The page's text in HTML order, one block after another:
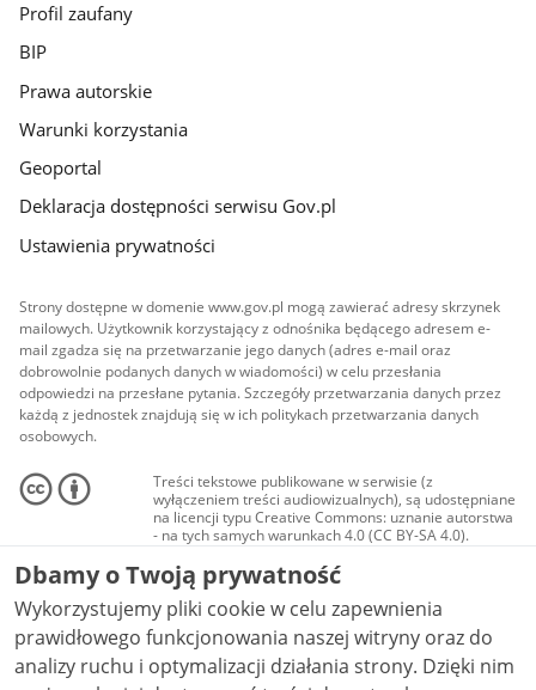
Profil zaufany
BIP
Prawa autorskie
Warunki korzystania
Geoportal
Deklaracja dostępności serwisu Gov.pl
Ustawienia prywatności
Strony dostępne w domenie www.gov.pl mogą zawierać adresy skrzynek
mailowych. Użytkownik korzystający z odnośnika będącego adresem e-
mail zgadza się na przetwarzanie jego danych (adres e-mail oraz
dobrowolnie podanych danych w wiadomości) w celu przesłania
odpowiedzi na przesłane pytania. Szczegóły przetwarzania danych przez
każdą z jednostek znajdują się w ich politykach przetwarzania danych
osobowych.
Treści tekstowe publikowane w serwisie (z
wyłączeniem treści audiowizualnych), są udostępniane
na licencji typu Creative Commons: uznanie autorstwa
- na tych samych warunkach 4.0 (CC BY-SA 4.0).
Materiały audiowizualne, w tym zdjęcia, materiały
audio i wideo, są udostępniane na licencji typu
Creative Commons: uznanie autorstwa użycie
niekomercyjne - bez utworów zależnych 4.0 (CC BY-
NC-ND 4.0), o ile nie jest to stwierdzone inaczej.
Dbamy o Twoją prywatność
Wykorzystujemy pliki cookie w celu zapewnienia
prawidłowego funkcjonowania naszej witryny oraz do
analizy ruchu i optymalizacji działania strony. Dzięki nim